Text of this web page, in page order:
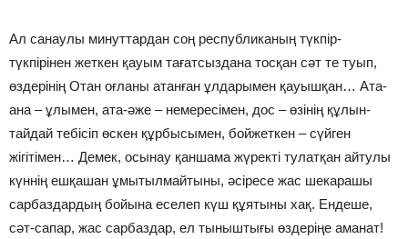
Ал санаулы минуттардан соң республиканың түкпір-
түкпірінен жеткен қауым тағатсыздана тосқан сәт те туып,
өздерінің Отан оғланы атанған ұлдарымен қауышқан… Ата-
ана – ұлымен, ата-әже – немересімен, дос – өзінің құлын-
тайдай тебісіп өскен құрбысымен, бойжеткен – сүйген
жігітімен… Демек, осынау қаншама жүректі тулатқан айтулы
күннің ешқашан ұмытылмайтыны, әсіресе жас шекарашы
сарбаздардың бойына еселеп күш құятыны хақ. Ендеше,
сәт-сапар, жас сарбаздар, ел тыныштығы өздеріңе аманат!